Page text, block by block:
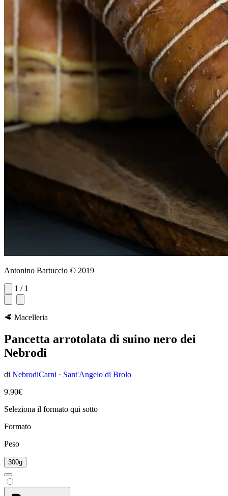
Antonino Bartuccio © 2019
1 / 1
🥩 Macelleria
Pancetta arrotolata di suino nero dei
Nebrodi
di NebrodiCarni · Sant'Angelo di Brolo
9.90€
Seleziona il formato qui sotto
Formato
Peso
300g